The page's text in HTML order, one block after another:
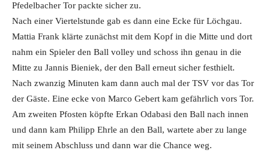
Pfedelbacher Tor packte sicher zu.
Nach einer Viertelstunde gab es dann eine Ecke für Löchgau.
Mattia Frank klärte zunächst mit dem Kopf in die Mitte und dort
nahm ein Spieler den Ball volley und schoss ihn genau in die
Mitte zu Jannis Bieniek, der den Ball erneut sicher festhielt.
Nach zwanzig Minuten kam dann auch mal der TSV vor das Tor
der Gäste. Eine ecke von Marco Gebert kam gefährlich vors Tor.
Am zweiten Pfosten köpfte Erkan Odabasi den Ball nach innen
und dann kam Philipp Ehrle an den Ball, wartete aber zu lange
mit seinem Abschluss und dann war die Chance weg.